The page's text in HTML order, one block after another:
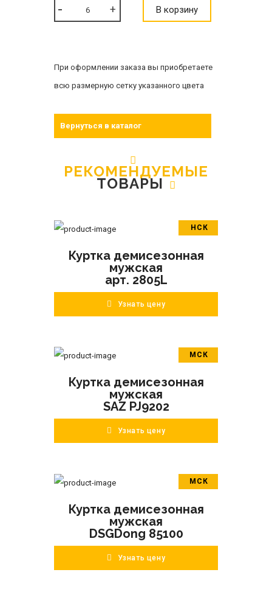
В корзину
При оформлении заказа вы приобретаете
всю размерную сетку указанного цвета
Вернуться в каталог
РЕКОМЕНДУЕМЫЕ
ТОВАРЫ
НСК
ПОДРОБНЕЕ
Куртка демисезонная
мужская
арт. 2805L
Узнать цену
МСК
ПОДРОБНЕЕ
Куртка демисезонная
мужская
SAZ PJ9202
Узнать цену
МСК
ПОДРОБНЕЕ
Куртка демисезонная
мужская
DSGDong 85100
Узнать цену